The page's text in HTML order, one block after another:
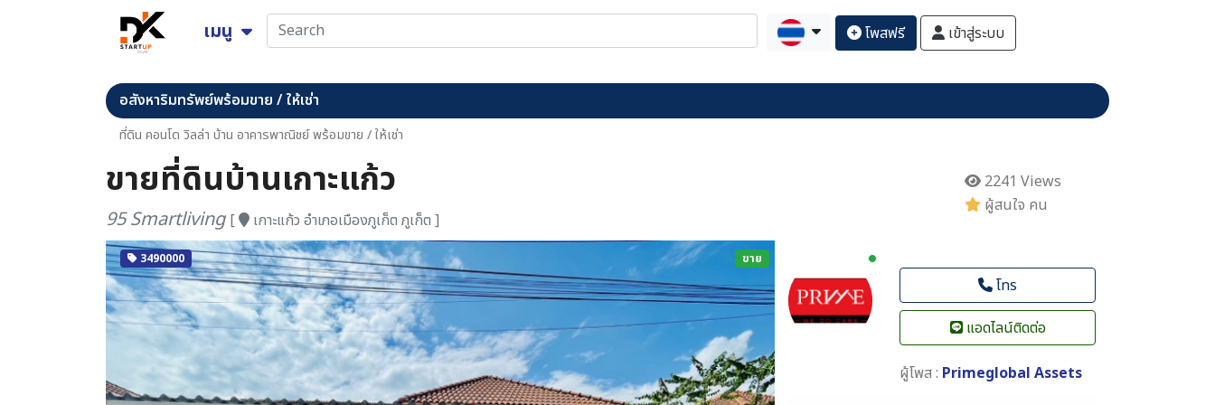
เมนู โพสฟรี เข้าสู่ระบบ
อสังหาริมทรัพย์พร้อมขาย / ให้เช่า
ที่ดิน คอนโด วิลล่า บ้าน อาคารพาณิชย์ พร้อมขาย / ให้เช่า
ขายที่ดินบ้านเกาะแก้ว
95 Smartliving [ เกาะแก้ว อำเภอเมืองภูเก็ต ภูเก็ต ]
2241 Views
ผู้สนใจ คน
3490000 ขาย
New alerts
โทร
แอดไลน์ติดต่อ
ผู้โพส : Primeglobal Assets